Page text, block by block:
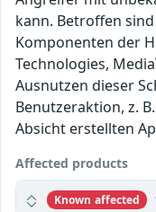
kann. Betroffen
Komponenten der
Technologies,
Ausnutzen dieser
Benutzeraktion, z.
Absicht erstellten
Affected products
Known affected